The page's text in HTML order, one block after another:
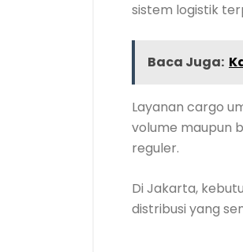
sistem logistik
Baca Juga:
Layanan cargo
volume maupun
reguler.
Di Jakarta,
distribusi yang